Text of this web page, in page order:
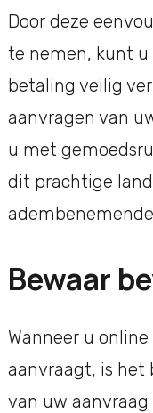
Door deze
te nemen, kunt
betaling veilig
aanvragen van
u met
dit prachtige
Bewaar
Wanneer u
aanvraagt, is het
van uw